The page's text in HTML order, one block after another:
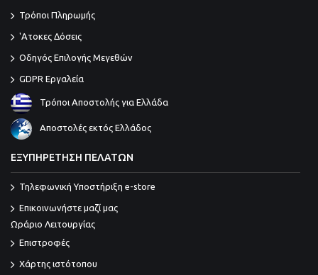
Τρόποι Πληρωμής
'Ατοκες Δόσεις
Οδηγός Επιλογής Μεγεθών
GDPR Εργαλεία
Τρόποι Αποστολής για Ελλάδα
Αποστολές εκτός Ελλάδος
ΕΞΥΠΗΡΕΤΗΣΗ ΠΕΛΑΤΩΝ
Τηλεφωνική Υποστήριξη e-store
Επικοινωνήστε μαζί μας
Ωράριο Λειτουργίας
Επιστροφές
Χάρτης ιστότοπου